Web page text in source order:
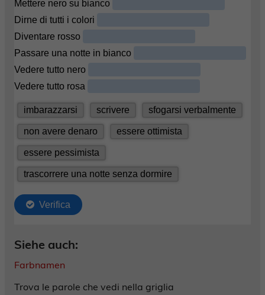
Siehe auch:
Farbnamen
Trova le parole che vedi nella griglia